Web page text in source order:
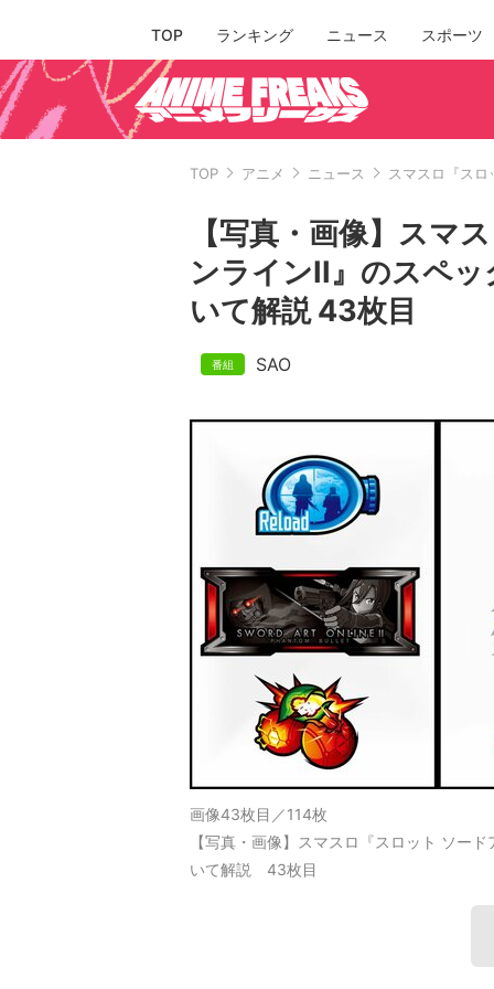
TOP ランキング ニュース スポーツ
TOP アニメ ニュース スマスロ『ス
【写真・画像】スマ
ンラインII』のスペ
いて解説 43枚目
SAO
画像43枚目／114枚
【写真・画像】スマスロ『スロット ソー
いて解説 43枚目